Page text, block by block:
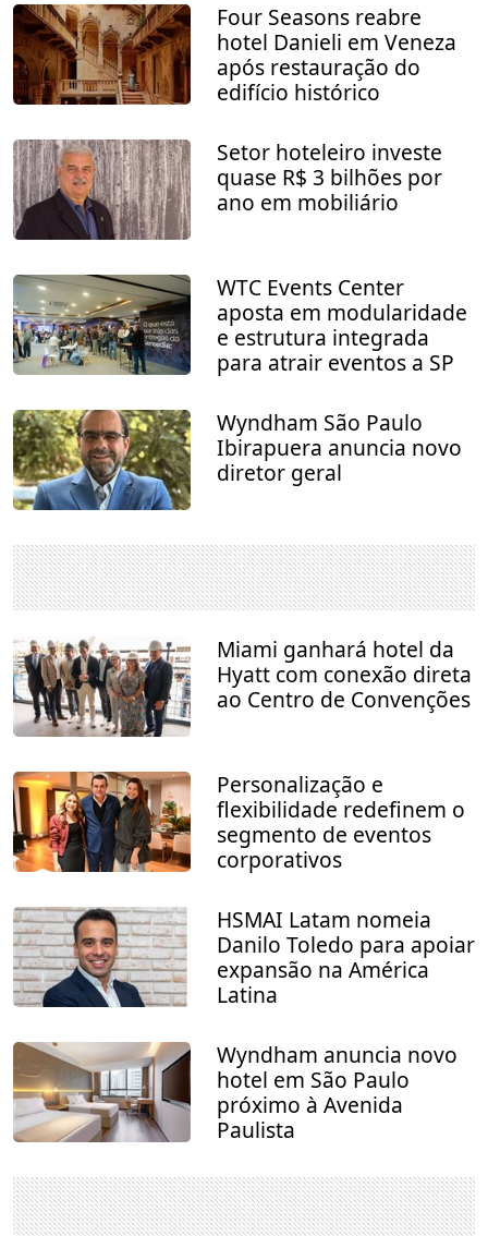
Four Seasons reabre
hotel Danieli em Veneza
após restauração do
edifício histórico
Setor hoteleiro investe
quase R$ 3 bilhões por
ano em mobiliário
WTC Events Center
aposta em modularidade
e estrutura integrada
para atrair eventos a SP
Wyndham São Paulo
Ibirapuera anuncia novo
diretor geral
Miami ganhará hotel da
Hyatt com conexão direta
ao Centro de Convenções
Personalização e
flexibilidade redefinem o
segmento de eventos
corporativos
HSMAI Latam nomeia
Danilo Toledo para apoiar
expansão na América
Latina
Wyndham anuncia novo
hotel em São Paulo
próximo à Avenida
Paulista